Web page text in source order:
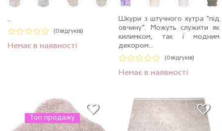
..
(0 відгуків)
Немає в наявності
Шкури з штучного хутра "під
овчину". Можуть служити як
килимком, так і модним
декором...
(0 відгуків)
Немає в наявності
Топ продажу